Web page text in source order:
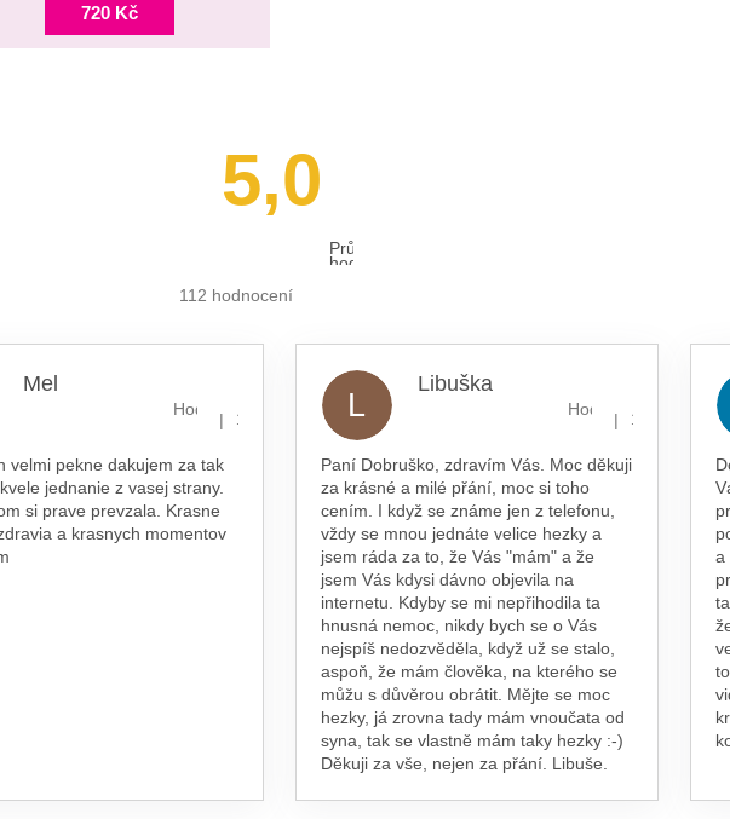
720 Kč
5,0
Průměrné
hodnocení
112 hodnocení
Mel
Hodnocení obchodu je 5 z 5 hvězdiček.
| 16.7.2026
velmi pekne dakujem za tak
jednanie z vasej strany.
si prave prevzala. Krasne
a krasnych momentov
L
Libuška
Hodnocení obchodu
| 13.7.2026
Paní Dobruško, zdravím Vás. Moc děkuji
za krásné a milé přání, moc si toho
cením. I když se známe jen z telefonu,
vždy se mnou jednáte velice hezky a
jsem ráda za to, že Vás "mám" a že
jsem Vás kdysi dávno objevila na
internetu. Kdyby se mi nepřihodila ta
hnusná nemoc, nikdy bych se o Vás
nejspíš nedozvěděla, když už se stalo,
aspoň, že mám člověka, na kterého se
můžu s důvěrou obrátit. Mějte se moc
hezky, já zrovna tady mám vnoučata od
syna, tak se vlastně mám taky hezky :-)
Děkuji za vše, nejen za přání. Libuše.
a